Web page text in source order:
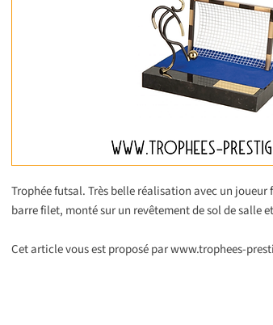
Trophée futsal. Très belle réalisation avec un
barre filet, monté sur un revêtement de sol de salle
Cet article vous est proposé par www.trophees-